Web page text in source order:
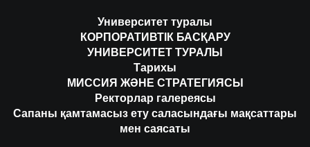
Университет туралы
КОРПОРАТИВТІК БАСҚАРУ
УНИВЕРСИТЕТ ТУРАЛЫ
Тарихы
МИССИЯ ЖӘНЕ СТРАТЕГИЯСЫ
Ректорлар галереясы
Сапаны қамтамасыз ету саласындағы мақсаттары
мен саясаты